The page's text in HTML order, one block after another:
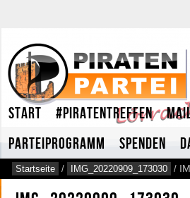
Start #Piratentreffen
Parteiprogramm
Spenden
Startseite / IMG_20220909_173030 /